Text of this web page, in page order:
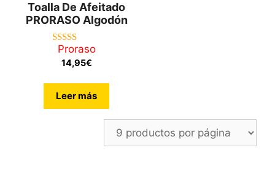
Toalla De Afeitado
PRORASO Algodón
5.00
de 5
Proraso
14,95€
Leer más